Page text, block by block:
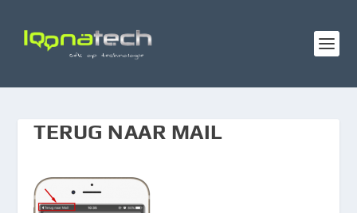
TERUG NAAR MAIL